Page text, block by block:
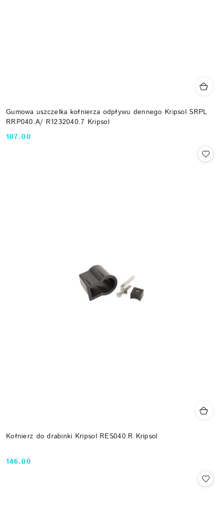
Gumowa uszczelka kołnierza odpływu dennego Kripsol SRPL
RRP040.A/ R1232040.7 Kripsol
Cena:
107.00
Kołnierz do drabinki Kripsol RES040.R Kripsol
Cena:
146.00